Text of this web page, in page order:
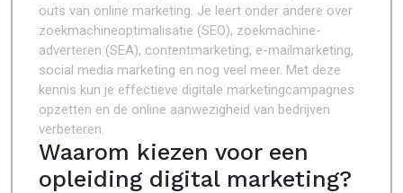
outs van online marketing. Je leert onder andere over
zoekmachineoptimalisatie (SEO), zoekmachine-
adverteren (SEA), contentmarketing, e-mailmarketing,
social media marketing en nog veel meer. Met deze
kennis kun je effectieve digitale marketingcampagnes
opzetten en de online aanwezigheid van bedrijven
verbeteren.
Waarom kiezen voor een
opleiding digital marketing?